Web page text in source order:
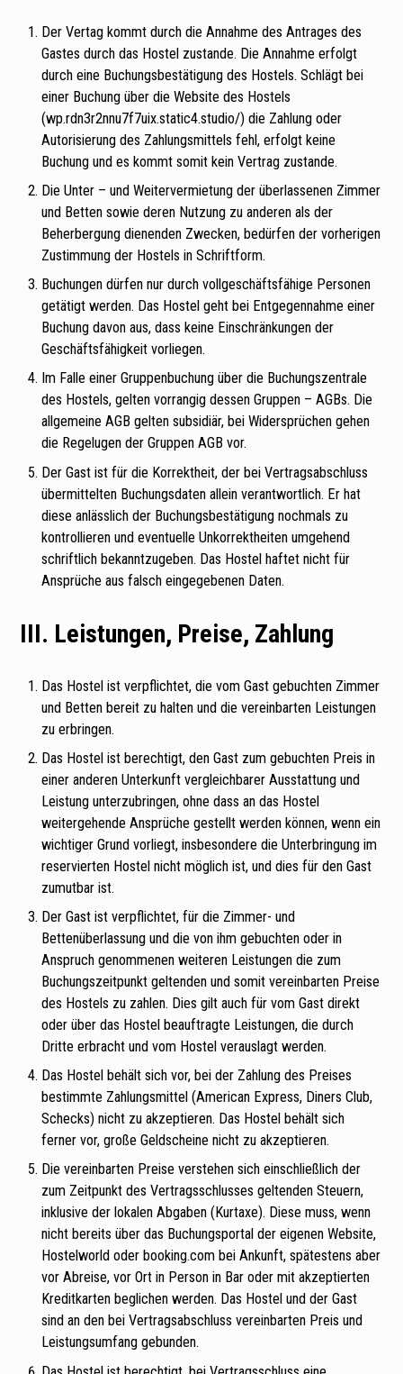
Der Vertag kommt durch die Annahme des Antrages des
Gastes durch das Hostel zustande. Die Annahme erfolgt
durch eine Buchungsbestätigung des Hostels. Schlägt bei
einer Buchung über die Website des Hostels
(wp.rdn3r2nnu7f7uix.static4.studio/) die Zahlung oder
Autorisierung des Zahlungsmittels fehl, erfolgt keine
Buchung und es kommt somit kein Vertrag zustande.
Die Unter – und Weitervermietung der überlassenen Zimmer
und Betten sowie deren Nutzung zu anderen als der
Beherbergung dienenden Zwecken, bedürfen der vorherigen
Zustimmung der Hostels in Schriftform.
Buchungen dürfen nur durch vollgeschäftsfähige Personen
getätigt werden. Das Hostel geht bei Entgegennahme einer
Buchung davon aus, dass keine Einschränkungen der
Geschäftsfähigkeit vorliegen.
Im Falle einer Gruppenbuchung über die Buchungszentrale
des Hostels, gelten vorrangig dessen Gruppen – AGBs. Die
allgemeine AGB gelten subsidiär, bei Widersprüchen gehen
die Regelugen der Gruppen AGB vor.
Der Gast ist für die Korrektheit, der bei Vertragsabschluss
übermittelten Buchungsdaten allein verantwortlich. Er hat
diese anlässlich der Buchungsbestätigung nochmals zu
kontrollieren und eventuelle Unkorrektheiten umgehend
schriftlich bekanntzugeben. Das Hostel haftet nicht für
Ansprüche aus falsch eingegebenen Daten.
III. Leistungen, Preise, Zahlung
Das Hostel ist verpflichtet, die vom Gast gebuchten Zimmer
und Betten bereit zu halten und die vereinbarten Leistungen
zu erbringen.
Das Hostel ist berechtigt, den Gast zum gebuchten Preis in
einer anderen Unterkunft vergleichbarer Ausstattung und
Leistung unterzubringen, ohne dass an das Hostel
weitergehende Ansprüche gestellt werden können, wenn ein
wichtiger Grund vorliegt, insbesondere die Unterbringung im
reservierten Hostel nicht möglich ist, und dies für den Gast
zumutbar ist.
Der Gast ist verpflichtet, für die Zimmer- und
Bettenüberlassung und die von ihm gebuchten oder in
Anspruch genommenen weiteren Leistungen die zum
Buchungszeitpunkt geltenden und somit vereinbarten Preise
des Hostels zu zahlen. Dies gilt auch für vom Gast direkt
oder über das Hostel beauftragte Leistungen, die durch
Dritte erbracht und vom Hostel verauslagt werden.
Das Hostel behält sich vor, bei der Zahlung des Preises
bestimmte Zahlungsmittel (American Express, Diners Club,
Schecks) nicht zu akzeptieren. Das Hostel behält sich
ferner vor, große Geldscheine nicht zu akzeptieren.
Die vereinbarten Preise verstehen sich einschließlich der
zum Zeitpunkt des Vertragsschlusses geltenden Steuern,
inklusive der lokalen Abgaben (Kurtaxe). Diese muss, wenn
nicht bereits über das Buchungsportal der eigenen Website,
Hostelworld oder booking.com bei Ankunft, spätestens aber
vor Abreise, vor Ort in Person in Bar oder mit akzeptierten
Kreditkarten beglichen werden. Das Hostel und der Gast
sind an den bei Vertragsabschluss vereinbarten Preis und
Leistungsumfang gebunden.